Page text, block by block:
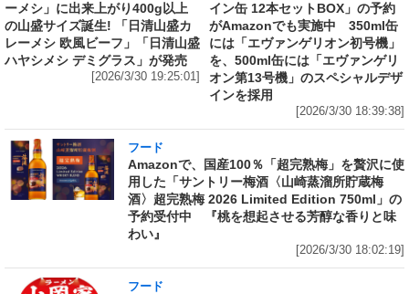
ーメシ」に出来上がり400g以上
の山盛サイズ誕生! 「日清山盛カ
レーメシ 欧風ビーフ」「日清山盛
ハヤシメシ デミグラス」が発売
[2026/3/30 19:25:01]
イン缶 12本セットBOX」の予約
がAmazonでも実施中 350ml缶
には「エヴァンゲリオン初号機」
を、500ml缶には「エヴァンゲリ
オン第13号機」のスペシャルデザ
インを採用
[2026/3/30 18:39:38]
フード
Amazonで、国産100％「超完熟梅」を贅沢に使
用した「サントリー梅酒〈山崎蒸溜所貯蔵梅
酒〉超完熟梅 2026 Limited Edition 750ml」の
予約受付中 『桃を想起させる芳醇な香りと味
わい』
[2026/3/30 18:02:19]
フード